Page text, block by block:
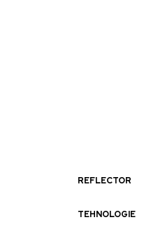
REFLECTOR
TEHNOLOGIE